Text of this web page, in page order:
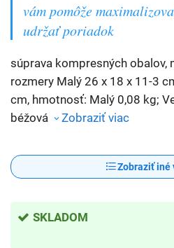
vám pomôže
udržať poriadok
súprava kompresných obalov,
rozmery Malý 26 x 18 x 11-3
cm, hmotnosť: Malý 0,08 kg;
béžová
Zobraziť viac
Zobraziť
SKLADOM